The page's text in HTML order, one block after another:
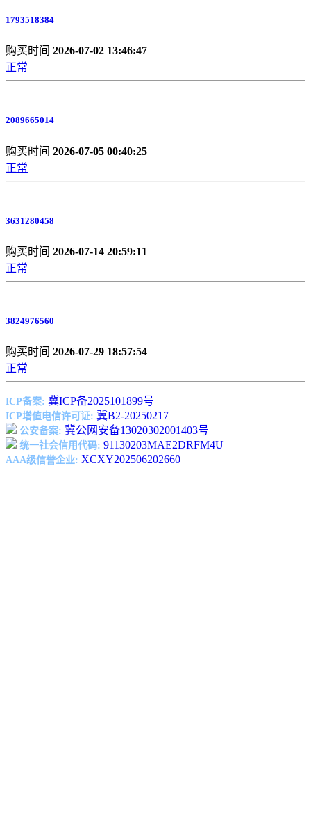
1793518384
购买时间 2026-07-02 13:46:47
正常
2089665014
购买时间 2026-07-05 00:40:25
正常
3631280458
购买时间 2026-07-14 20:59:11
正常
3824976560
购买时间 2026-07-29 18:57:54
正常
ICP备案: 冀ICP备2025101899号
ICP增值电信许可证: 冀B2-20250217
公安备案: 冀公网安备13020302001403号
统一社会信用代码: 91130203MAE2DRFM4U
AAA级信誉企业: XCXY202506202660